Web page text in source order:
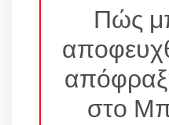
Πώς
στο